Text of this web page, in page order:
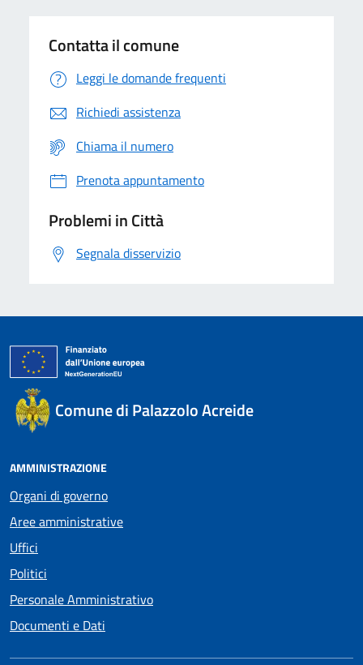
Contatta il comune
Leggi le domande frequenti
Richiedi assistenza
Chiama il numero
Prenota appuntamento
Problemi in Città
Segnala disservizio
Comune di Palazzolo Acreide
AMMINISTRAZIONE
Organi di governo
Aree amministrative
Uffici
Politici
Personale Amministrativo
Documenti e Dati